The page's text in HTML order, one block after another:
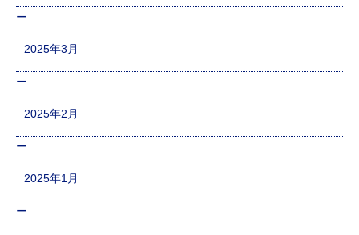
2025年3月
2025年2月
2025年1月